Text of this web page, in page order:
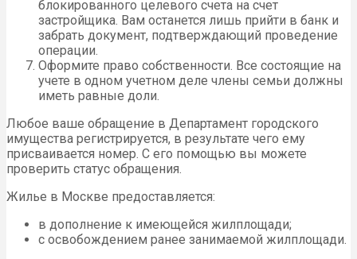
блокированного целевого счета на счет
застройщика. Вам останется лишь прийти в банк и
забрать документ, подтверждающий проведение
операции.
Оформите право собственности. Все состоящие на
учете в одном учетном деле члены семьи должны
иметь равные доли.
Любое ваше обращение в Департамент городского
имущества регистрируется, в результате чего ему
присваивается номер. С его помощью вы можете
проверить статус обращения.
Жилье в Москве предоставляется:
в дополнение к имеющейся жилплощади;
с освобождением ранее занимаемой жилплощади.